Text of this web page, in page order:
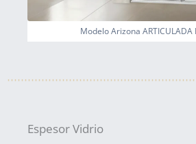
Modelo Arizona ARTICULADA
Espesor Vidrio